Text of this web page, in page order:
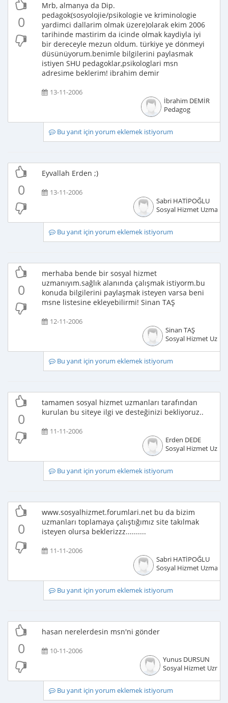
0
Mrb, almanya da Dip.
pedagok(sosyolojie/psikologie ve kriminologie
yardimci dallarim olmak üzere)olarak ekim 2006
tarihinde mastirim da icinde olmak kaydiyla iyi
bir dereceyle mezun oldum. türkiye ye dönmeyi
düsünüyorum.benimle bilgilerini paylasmak
istiyen SHU pedagoklar,psikologlari msn
adresime beklerim! ibrahim demir
13-11-2006
İbrahim DEMİR
Pedagog
Bu yanıt için yorum eklemek istiyorum
0
Eyvallah Erden ;)
13-11-2006
Sabri HATİPOĞLU
Sosyal Hizmet Uzmanı
Bu yanıt için yorum eklemek istiyorum
0
merhaba bende bir sosyal hizmet
uzmanıyım.sağlık alanında çalışmak istiyorm.bu
konuda bilgilerini paylaşmak isteyen varsa beni
msne listesine ekleyebilirmi! Sinan TAŞ
12-11-2006
Sinan TAŞ
Sosyal Hizmet
Bu yanıt için yorum eklemek istiyorum
0
tamamen sosyal hizmet uzmanları tarafından
kurulan bu siteye ilgi ve desteğinizi bekliyoruz..
11-11-2006
Erden DEDE
Sosyal Hizmet
Bu yanıt için yorum eklemek istiyorum
0
www.sosyalhizmet.forumlari.net bu da bizim
uzmanları toplamaya çalıştığımız site takılmak
isteyen olursa beklerizzz..........
11-11-2006
Sabri HATİPOĞLU
Sosyal Hizmet Uzmanı
Bu yanıt için yorum eklemek istiyorum
0
hasan nerelerdesin msn'ni gönder
10-11-2006
Yunus DURSUN
Sosyal Hizmet
Bu yanıt için yorum eklemek istiyorum